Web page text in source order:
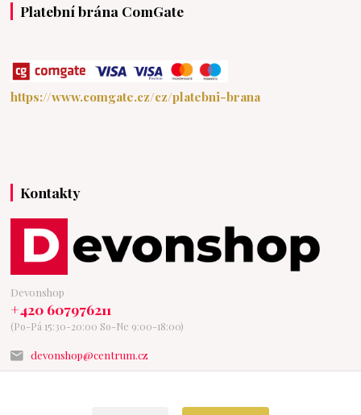
Platební brána ComGate
https://www.comgate.cz/cz/platebni-brana
Kontakty
Devonshop
+420 607976211
(Po-Pá 15:30-20:00 So-Ne 9:00-18:00)
devonshop@centrum.cz